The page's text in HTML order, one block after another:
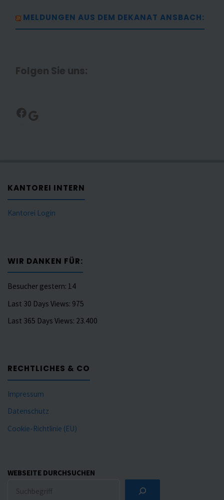
MELDUNGEN AUS DEM DEKANAT ANSBACH:
Folgen Sie uns:
Facebook
Google
KANTOREI INTERN
Kantorei Login
WIR DANKEN FÜR:
Besucher gestern: 14
Last 30 Days Views: 975
Last 365 Days Views: 23.400
RECHTLICHES & CO
Impressum
Datenschutz
Cookie-Richtlinie (EU)
WEBSEITE DURCHSUCHEN